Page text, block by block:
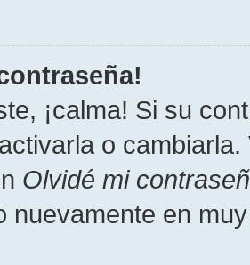
¡calma! Si su
o
Olvidé mi
nuevamente en